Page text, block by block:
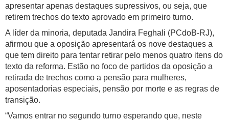
apresentar apenas destaques supressivos, ou seja, que
retirem trechos do texto aprovado em primeiro turno.
A líder da minoria, deputada Jandira Feghali (PCdoB-RJ),
afirmou que a oposição apresentará os nove destaques a
que tem direito para tentar retirar pelo menos quatro itens do
texto da reforma. Estão no foco de partidos da oposição a
retirada de trechos como a pensão para mulheres,
aposentadorias especiais, pensão por morte e as regras de
transição.
“Vamos entrar no segundo turno esperando que, neste